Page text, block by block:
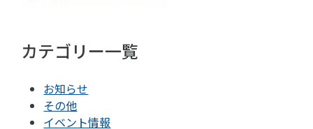
カテゴリー一覧
お知らせ
その他
イベント情報